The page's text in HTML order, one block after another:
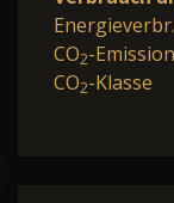
CO2-
CO2-Klasse